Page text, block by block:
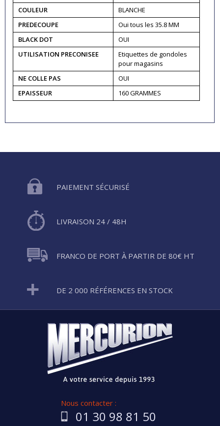
COULEUR
BLANCHE
PREDECOUPE
Oui tous les 35.8 MM
BLACK DOT
OUI
UTILISATION PRECONISEE
Etiquettes de gondoles
pour magasins
NE COLLE PAS
OUI
EPAISSEUR
160 GRAMMES
PAIEMENT SÉCURISÉ
LIVRAISON 24 / 48H
FRANCO DE PORT À PARTIR DE 80€ HT
DE 2 000 RÉFÉRENCES EN STOCK
Nous contacter :
01 30 98 81 50